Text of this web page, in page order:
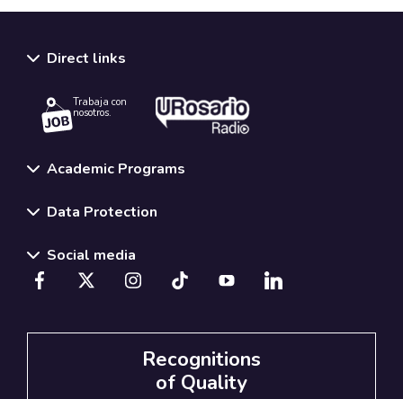
Direct links
Trabaja con
nosotros.
Academic Programs
Data Protection
Social media
Recognitions
of Quality